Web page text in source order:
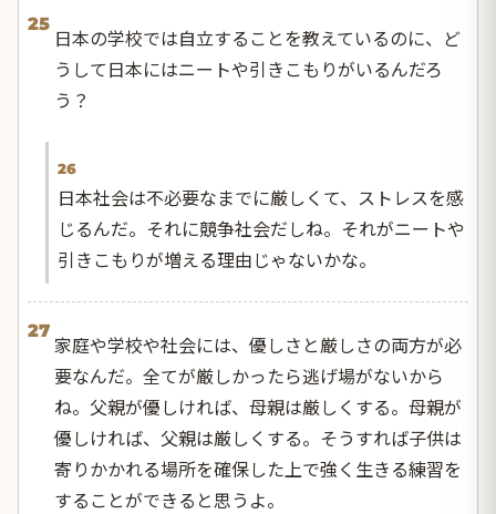
25
日本の学校では自立することを教えているのに、ど
うして日本にはニートや引きこもりがいるんだろ
う？
26
日本社会は不必要なまでに厳しくて、ストレスを感
じるんだ。それに競争社会だしね。それがニートや
引きこもりが増える理由じゃないかな。
27
家庭や学校や社会には、優しさと厳しさの両方が必
要なんだ。全てが厳しかったら逃げ場がないから
ね。父親が優しければ、母親は厳しくする。母親が
優しければ、父親は厳しくする。そうすれば子供は
寄りかかれる場所を確保した上で強く生きる練習を
することができると思うよ。